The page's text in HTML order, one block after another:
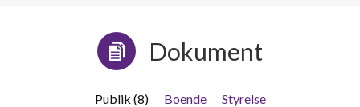
Dokument
Publik (8) Boende
Styrelse